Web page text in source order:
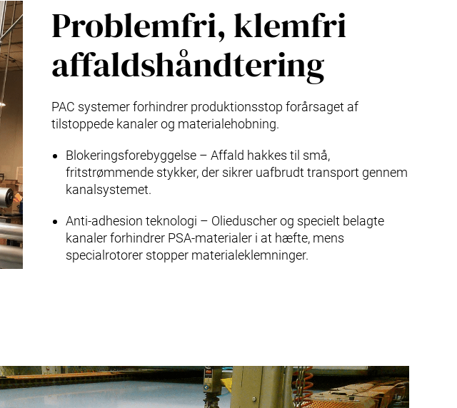
Problemfri, klemfri
affaldshåndtering
PAC systemer forhindrer produktionsstop forårsaget af
tilstoppede kanaler og materialehobning.
Blokeringsforebyggelse – Affald hakkes til små,
fritstrømmende stykker, der sikrer uafbrudt transport gennem
kanalsystemet.
Anti-adhesion teknologi – Olieduscher og specielt belagte
kanaler forhindrer PSA-materialer i at hæfte, mens
specialrotorer stopper materialeklemninger.